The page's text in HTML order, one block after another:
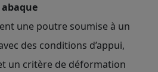
une poutre soumise à un
des conditions d’appui,
un critère de déformation